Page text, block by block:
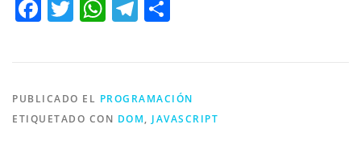
Facebook
Twitter
WhatsApp
Telegram
PUBLICADO EL PROGRAMACIÓN
ETIQUETADO CON DOM, JAVASCRIPT